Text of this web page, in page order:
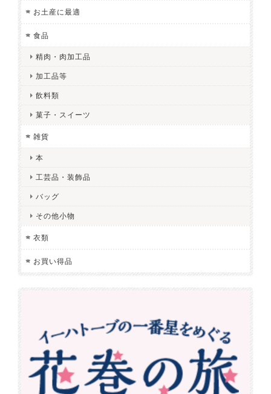
お土産に最適
食品
精肉・肉加工品
加工品等
飲料類
菓子・スイーツ
雑貨
本
工芸品・装飾品
バッグ
その他小物
衣類
お買い得品